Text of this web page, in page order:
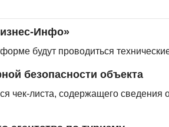
Инфо»
будут проводиться
безопасности объекта
чек-листа, содержащего сведения